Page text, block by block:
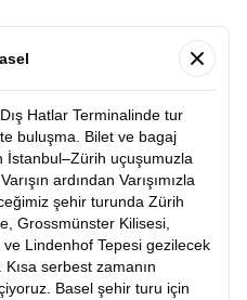
Hatlar Terminalinde tur
buluşma. Bilet ve bagaj
İstanbul–Zürih uçuşumuzla
ardından Varışımızla
şehir turunda Zürih
Grossmünster Kilisesi,
Lindenhof Tepesi gezilecek
Kısa serbest zamanın
Basel şehir turu için